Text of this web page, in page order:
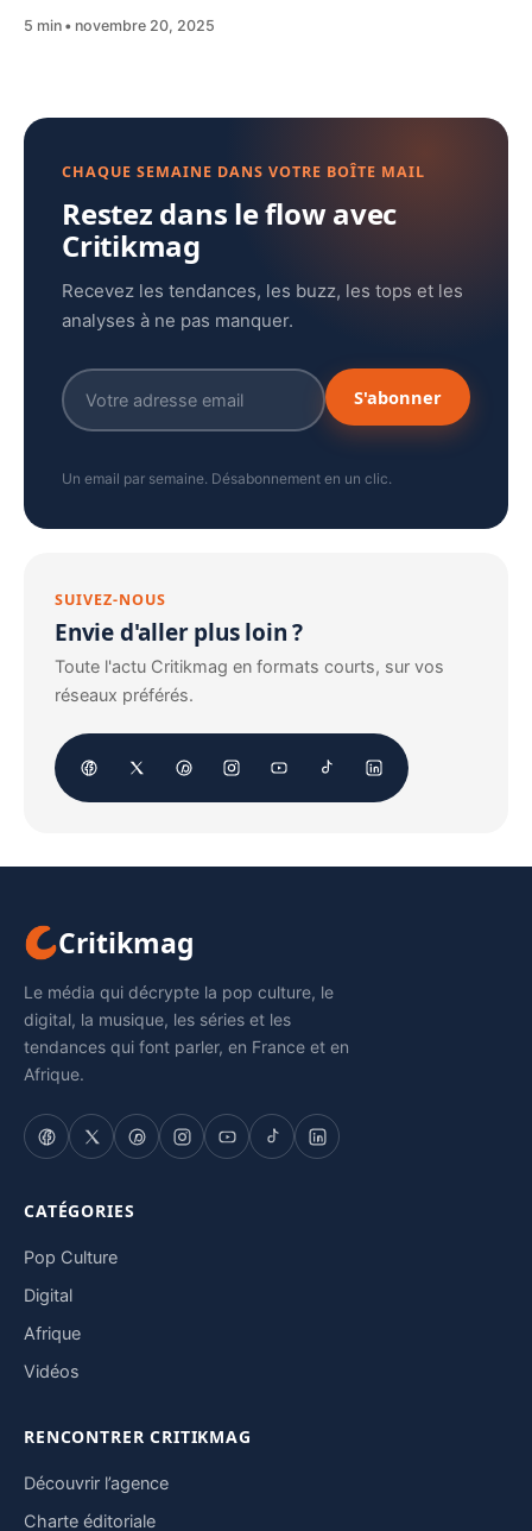
5 min novembre 20, 2025
CHAQUE SEMAINE DANS VOTRE BOÎTE MAIL
Restez dans le flow avec
Critikmag
Recevez les tendances, les buzz, les tops et les
analyses à ne pas manquer.
S'abonner
Un email par semaine. Désabonnement en un clic.
SUIVEZ-NOUS
Envie d'aller plus loin ?
Toute l'actu Critikmag en formats courts, sur vos
réseaux préférés.
Critikmag
Le média qui décrypte la pop culture, le
digital, la musique, les séries et les
tendances qui font parler, en France et en
Afrique.
CATÉGORIES
Pop Culture
Digital
Afrique
Vidéos
RENCONTRER CRITIKMAG
Découvrir l’agence
Charte éditoriale